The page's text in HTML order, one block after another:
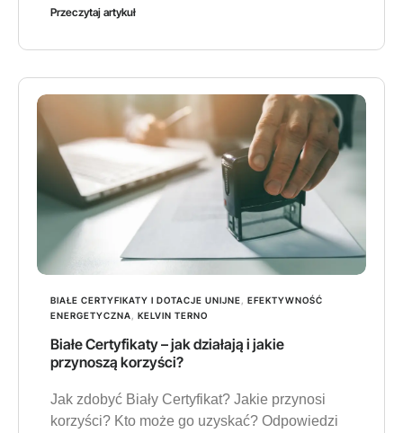
Przeczytaj artykuł
BIAŁE CERTYFIKATY I DOTACJE UNIJNE
EFEKTYWNOŚĆ
ENERGETYCZNA
KELVIN TERNO
Białe Certyfikaty – jak działają i jakie
przynoszą korzyści?
Jak zdobyć Biały Certyfikat? Jakie przynosi
korzyści? Kto może go uzyskać? Odpowiedzi